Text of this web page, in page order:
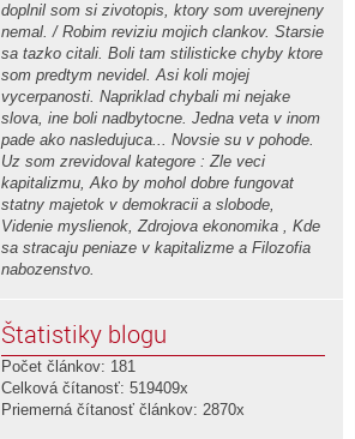
doplnil som si zivotopis, ktory som uverejneny
nemal. / Robim reviziu mojich clankov. Starsie
sa tazko citali. Boli tam stilisticke chyby ktore
som predtym nevidel. Asi koli mojej
vycerpanosti. Napriklad chybali mi nejake
slova, ine boli nadbytocne. Jedna veta v inom
pade ako nasledujuca... Novsie su v pohode.
Uz som zrevidoval kategore : Zle veci
kapitalizmu, Ako by mohol dobre fungovat
statny majetok v demokracii a slobode,
Videnie myslienok, Zdrojova ekonomika , Kde
sa stracaju peniaze v kapitalizme a Filozofia
nabozenstvo.
Štatistiky blogu
Počet článkov: 181
Celková čítanosť: 519409x
Priemerná čítanosť článkov: 2870x